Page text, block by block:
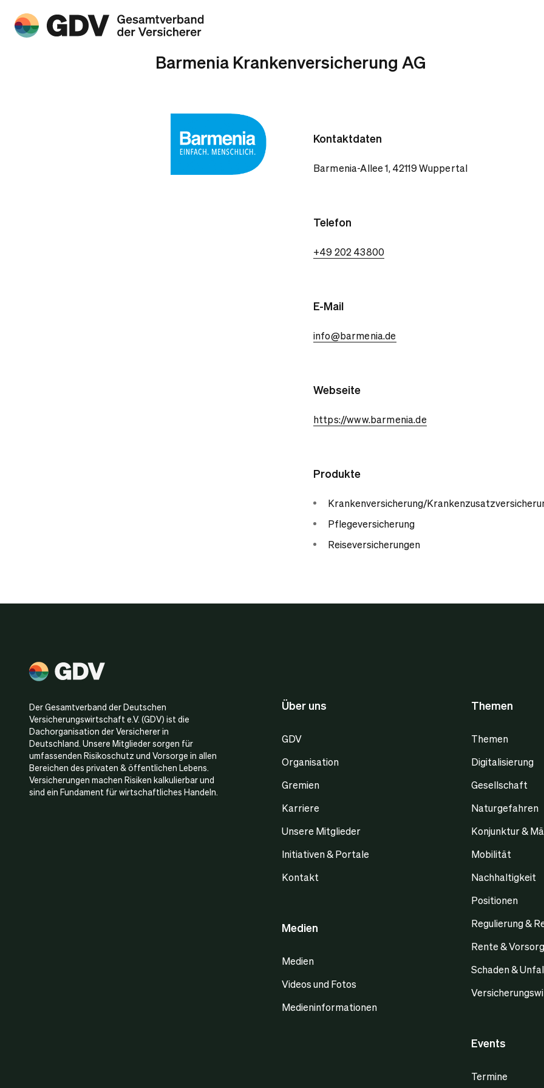
Barmenia Krankenversicherung AG
Kontaktdaten
Barmenia-Allee 1, 42119 Wuppertal
Telefon
+49 202 43800
E-Mail
info@barmenia.de
Webseite
https://www.barmenia.de
Produkte
Krankenversicherung/
Pflegeversicherung
Reiseversicherungen
Der Gesamtverband der Deutschen
Versicherungswirtschaft e.V. (GDV) ist die
Dachorganisation der Versicherer in
Deutschland. Unsere Mitglieder sorgen für
umfassenden Risikoschutz und Vorsorge in allen
Bereichen des privaten & öffentlichen Lebens.
Versicherungen machen Risiken kalkulierbar und
sind ein Fundament für wirtschaftliches Handeln.
Über uns
GDV
Organisation
Gremien
Karriere
Unsere Mitglieder
Initiativen & Portale
Kontakt
Medien
Medien
Videos und Fotos
Medieninformationen
Themen
Themen
Digitalisierung
Gesellschaft
Naturgefahren
Konjunktur &
Mobilität
Nachhaltigkeit
Positionen
Regulierung &
Rente &
Schaden &
Events
Termine